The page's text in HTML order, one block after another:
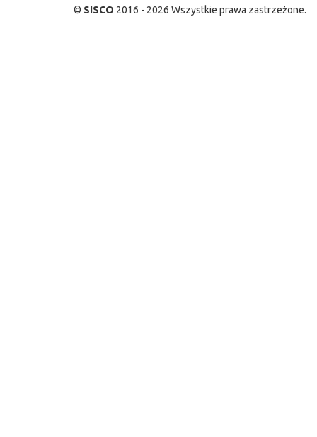
© SISCO 2016 - 2026 Wszystkie prawa zastrzeżone.